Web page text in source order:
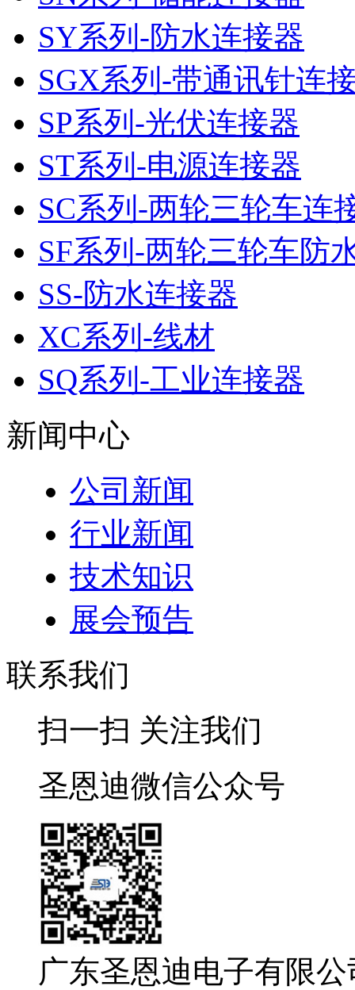
SY系列-防水连接器
SGX系列-带通讯针连
SP系列-光伏连接器
ST系列-电源连接器
SC系列-两轮三轮车连
SF系列-两轮三轮车防
SS-防水连接器
XC系列-线材
SQ系列-工业连接器
新闻中心
公司新闻
行业新闻
技术知识
展会预告
联系我们
扫一扫 关注我们
圣恩迪微信公众号
广东圣恩迪电子有限公